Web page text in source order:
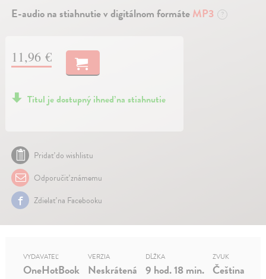
E-audio na stiahnutie v digitálnom formáteMP3 ?
11,96 €
Titul je dostupný ihneď na stiahnutie
Pridať do wishlistu
Odporučiť známemu
Zdielať na Facebooku
VYDAVATEĽ
OneHotBook
VERZIA
Neskrátená
DĹŽKA
9 hod. 18 min.
ZVUK
Čeština